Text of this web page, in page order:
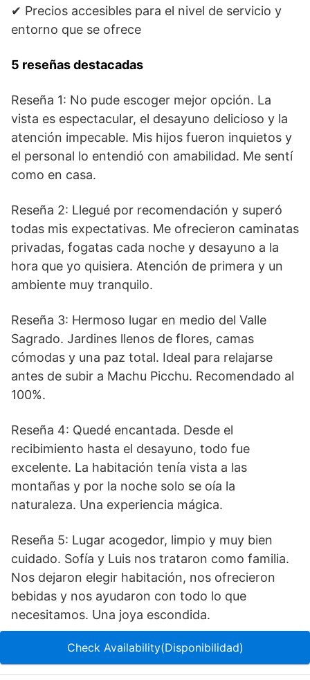
✔ Precios accesibles para el nivel de servicio y
entorno que se ofrece
5 reseñas destacadas
Reseña 1: No pude escoger mejor opción. La
vista es espectacular, el desayuno delicioso y la
atención impecable. Mis hijos fueron inquietos y
el personal lo entendió con amabilidad. Me sentí
como en casa.
Reseña 2: Llegué por recomendación y superó
todas mis expectativas. Me ofrecieron caminatas
privadas, fogatas cada noche y desayuno a la
hora que yo quisiera. Atención de primera y un
ambiente muy tranquilo.
Reseña 3: Hermoso lugar en medio del Valle
Sagrado. Jardines llenos de flores, camas
cómodas y una paz total. Ideal para relajarse
antes de subir a Machu Picchu. Recomendado al
100%.
Reseña 4: Quedé encantada. Desde el
recibimiento hasta el desayuno, todo fue
excelente. La habitación tenía vista a las
montañas y por la noche solo se oía la
naturaleza. Una experiencia mágica.
Reseña 5: Lugar acogedor, limpio y muy bien
cuidado. Sofía y Luis nos trataron como familia.
Nos dejaron elegir habitación, nos ofrecieron
bebidas y nos ayudaron con todo lo que
necesitamos. Una joya escondida.
Check Availability(Disponibilidad)